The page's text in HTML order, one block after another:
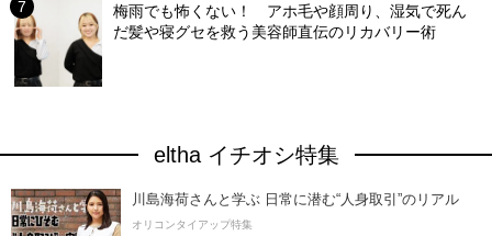
梅雨でも怖くない！ アホ毛や顔周り、湿気で死ん
だ髪や寝グセを救う美容師直伝のリカバリー術
eltha イチオシ特集
川島海荷さんと学ぶ 日常に潜む“人身取引”のリアル
オリコンタイアップ特集